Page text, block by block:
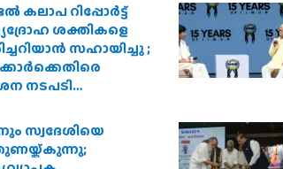
കലാപ റിപ്പോർട്ട്
ശക്തികളെ
സഹായിച്ചു ;
നടപടി
സ്വദേശിയെ